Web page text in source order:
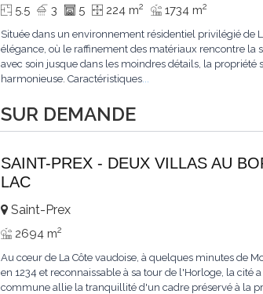
SUR DEMANDE
5.5 3 5 224 m2 1734 m2
Située dans un environnement résidentiel privilégié de
élégance, où le raffinement des matériaux rencontre la
avec soin jusque dans les moindres détails, la
harmonieuse. Caractéristiques...
SAINT-PREX - DEUX VILLAS AU
LAC
Saint-Prex
2694 m2
Au cœur de La Côte vaudoise, à quelques minutes de
en 1234 et reconnaissable à sa tour de l'Horloge, la
commune allie la tranquillité d'un cadre préservé à la